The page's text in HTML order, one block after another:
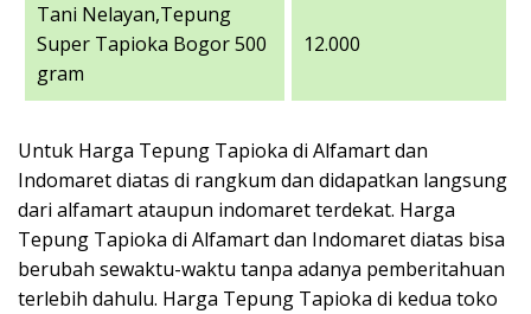
Tani Nelayan,Tepung
Super Tapioka Bogor 500
gram
12.000
Untuk Harga Tepung Tapioka di Alfamart dan
Indomaret diatas di rangkum dan didapatkan langsung
dari alfamart ataupun indomaret terdekat. Harga
Tepung Tapioka di Alfamart dan Indomaret diatas bisa
berubah sewaktu-waktu tanpa adanya pemberitahuan
terlebih dahulu. Harga Tepung Tapioka di kedua toko